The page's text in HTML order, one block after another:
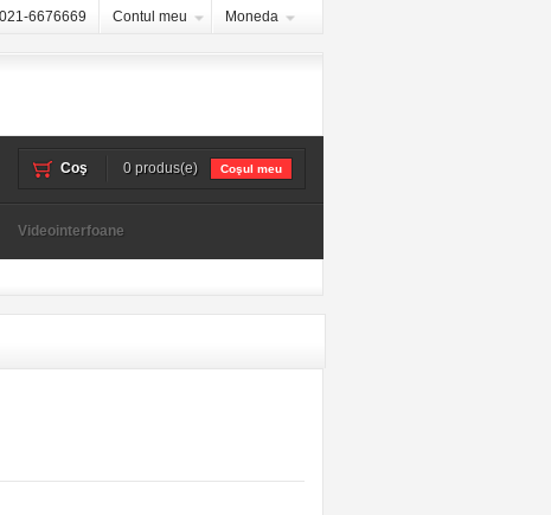
6676669 Contul meu Moneda
Coş 0 produs(e) Coşul meu
Videointerfoane